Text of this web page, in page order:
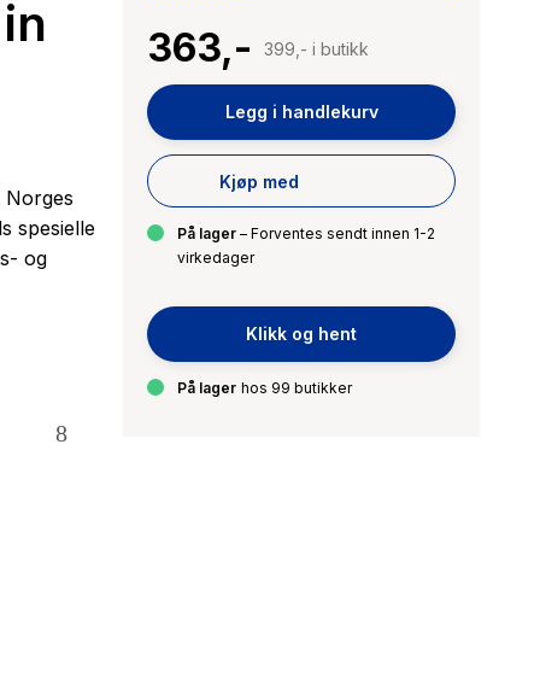
rating
363,- 399,- i butikk
Legg i handlekurv
Kjøp med
På lager – Forventes sendt innen 1-2
virkedager
Klikk og hent
På lager hos 99 butikker
spesielle
og